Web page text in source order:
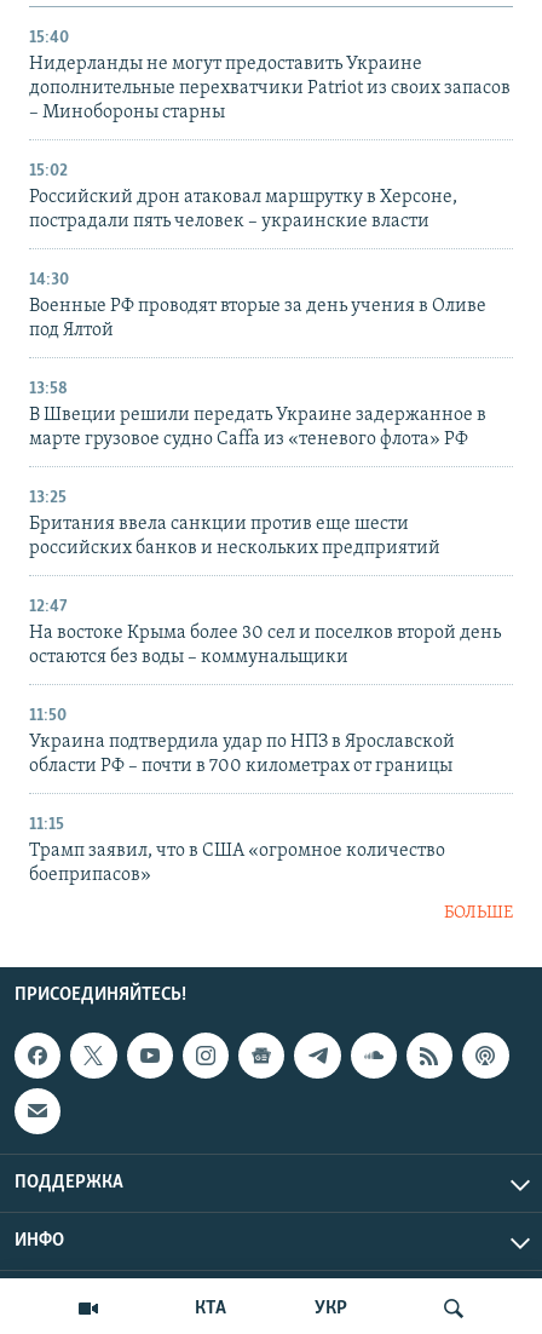
КТА УКР
15:40
Нидерланды не могут предоставить Украине
дополнительные перехватчики Patriot из своих запасов
– Минобороны старны
15:02
Российский дрон атаковал маршрутку в Херсоне,
пострадали пять человек – украинские власти
14:30
Военные РФ проводят вторые за день учения в Оливе
под Ялтой
13:58
В Швеции решили передать Украине задержанное в
марте грузовое судно Caffa из «теневого флота» РФ
13:25
Британия ввела санкции против еще шести
российских банков и нескольких предприятий
12:47
На востоке Крыма более 30 сел и поселков второй день
остаются без воды – коммунальщики
11:50
Украина подтвердила удар по НПЗ в Ярославской
области РФ – почти в 700 километрах от границы
11:15
Трамп заявил, что в США «огромное количество
боеприпасов»
БОЛЬШЕ
ПРИСОЕДИНЯЙТЕСЬ!
ПОДДЕРЖКА
ИНФО
Copyright Крым.Реалии, 2026 | Все права защищены.
UTC+3